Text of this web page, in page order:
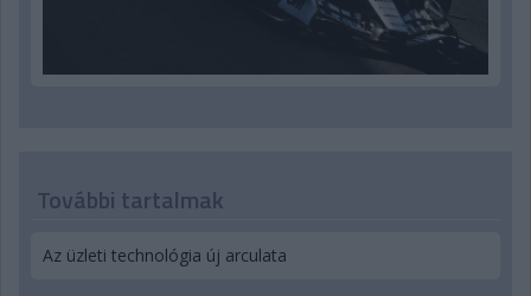
További tartalmak
Az üzleti technológia új arculata